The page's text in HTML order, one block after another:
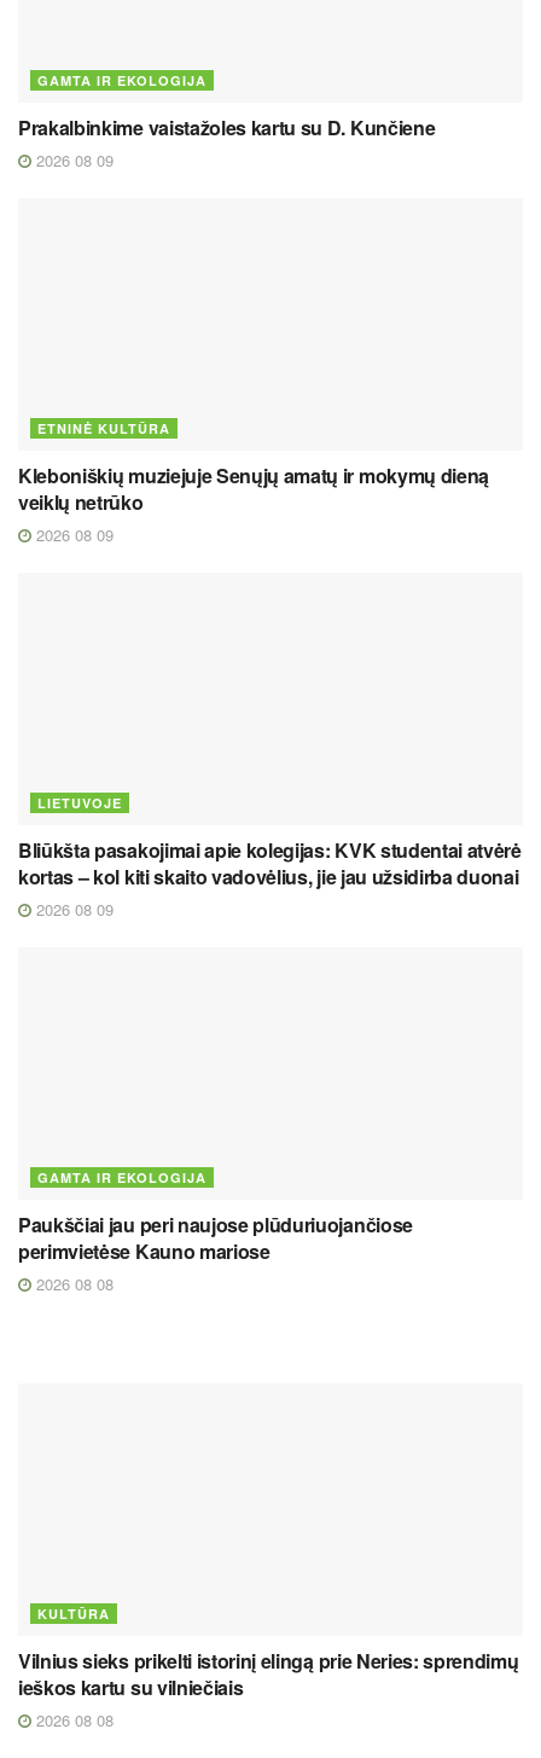
GAMTA IR EKOLOGIJA
Prakalbinkime vaistažoles kartu su D. Kunčiene
2026 08 09
ETNINĖ KULTŪRA
Kleboniškių muziejuje Senųjų amatų ir mokymų dieną
veiklų netrūko
2026 08 09
LIETUVOJE
Bliūkšta pasakojimai apie kolegijas: KVK studentai atvėrė
kortas – kol kiti skaito vadovėlius, jie jau užsidirba duonai
2026 08 09
GAMTA IR EKOLOGIJA
Paukščiai jau peri naujose plūduriuojančiose
perimvietėse Kauno mariose
2026 08 08
KULTŪRA
Vilnius sieks prikelti istorinį elingą prie Neries: sprendimų
ieškos kartu su vilniečiais
2026 08 08